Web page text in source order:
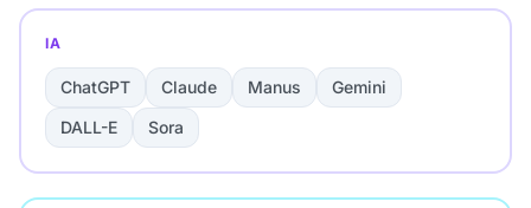
IA
ChatGPT Claude Manus
Gemini
DALL-E
Sora